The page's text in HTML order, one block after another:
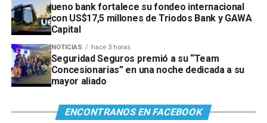
ueno bank fortalece su fondeo internacional
con US$17,5 millones de Triodos Bank y GAWA
Capital
NOTICIAS hace 3 horas
Seguridad Seguros premió a su “Team
Concesionarias” en una noche dedicada a su
mayor aliado
ENCONTRANOS EN FACEBOOK